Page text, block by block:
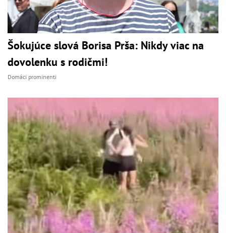
Šokujúce slová Borisa Prša: Nikdy viac na
dovolenku s rodičmi!
Domáci prominenti